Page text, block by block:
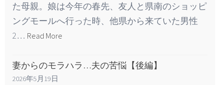
た母親。娘は今年の春先、友人と県南のショッピ
ングモールへ行った時、他県から来ていた男性
2… Read More
妻からのモラハラ…夫の苦悩【後編】
2026年5月19日